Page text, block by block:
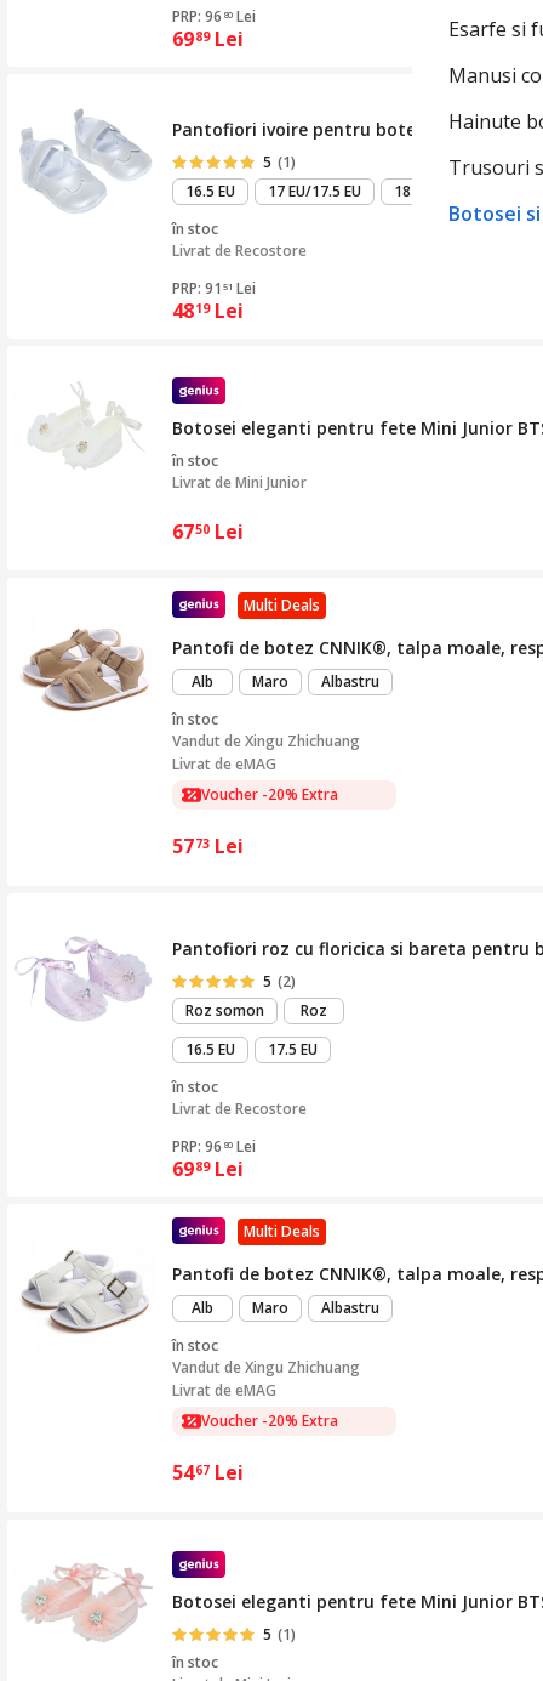
Esarfe si
Manusi
Hainute
Trusouri
Botosei
PRP: 96 80 Lei
6989 Lei
Pantofiori ivoire pentru botez, REC859, 3-6
5 (1)
16.5 EU
17 EU/17.5 EU
18-18.5 EU
în stoc
Livrat deRecostore
PRP: 91 51 Lei
4819 Lei
Botosei eleganti pentru fete Mini Junior
în stoc
Livrat deMini Junior
6750 Lei
Multi Deals
Pantofi de botez CNNIK®, talpa moale,
Alb Maro
Albastru
în stoc
Vandut deXingu Zhichuang
Livrat de eMAG
Voucher -20% Extra
5773 Lei
Pantofiori roz cu floricica si bareta pentru
5 (2)
Roz somon
Roz
16.5 EU
17.5 EU
în stoc
Livrat deRecostore
PRP: 96 80 Lei
6989 Lei
Multi Deals
Pantofi de botez CNNIK®, talpa moale,
Alb Maro
Albastru
în stoc
Vandut deXingu Zhichuang
Livrat de eMAG
Voucher -20% Extra
5467 Lei
Botosei eleganti pentru fete Mini Junior
5 (1)
în stoc